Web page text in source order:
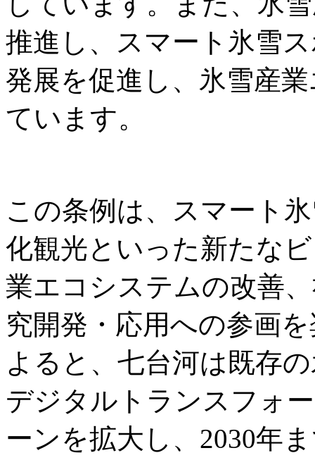
推進し、スマート氷雪
発展を促進し、氷雪産
ています。
この条例は、スマート
化観光といった新たな
業エコシステムの改善
究開発・応用への参画
よると、七台河は既存
デジタルトランスフォ
ーンを拡大し、2030年